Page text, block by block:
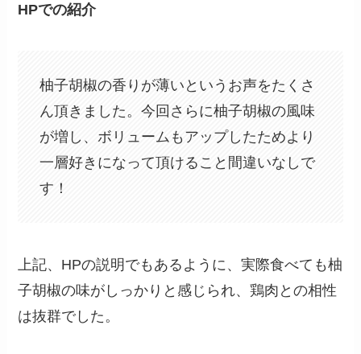
HPでの紹介
柚子胡椒の香りが薄いというお声をたくさ
ん頂きました。今回さらに柚子胡椒の風味
が増し、ボリュームもアップしたためより
一層好きになって頂けること間違いなしで
す！
上記、HPの説明でもあるように、実際食べても柚
子胡椒の味がしっかりと感じられ、鶏肉との相性
は抜群でした。